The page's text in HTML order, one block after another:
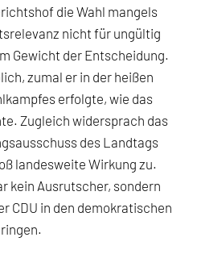
die Wahl mangels
nicht für ungültig
Gewicht der Entscheidung.
zumal er in der heißen
erfolgte, wie das
Zugleich widersprach das
des Landtags
landesweite Wirkung zu.
kein Ausrutscher, sondern
CDU in den demokratischen